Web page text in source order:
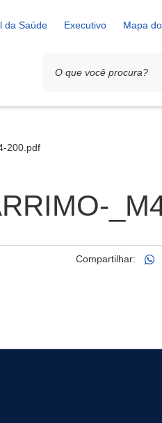
da Saúde Executivo Mapa
200.pdf
Compartilhar: